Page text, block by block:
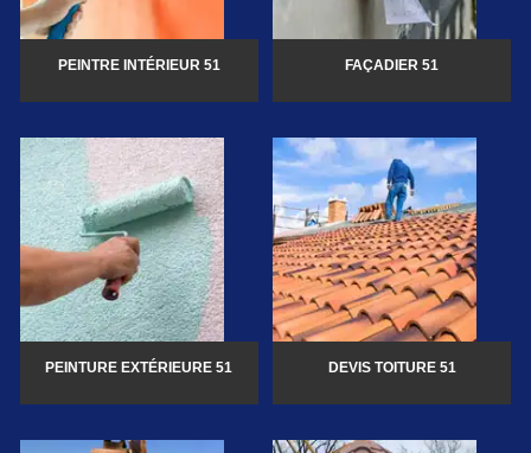
PEINTRE INTÉRIEUR 51 FAÇADIER 51
PEINTURE EXTÉRIEURE 51 DEVIS TOITURE 51